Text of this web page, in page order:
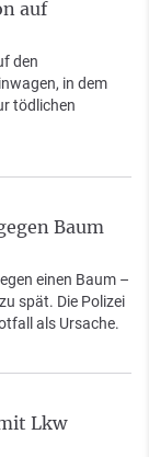
auf
den
in dem
tödlichen
Baum
einen Baum –
spät. Die Polizei
als Ursache.
Lkw